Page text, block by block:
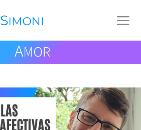
SIMONI
AMOR